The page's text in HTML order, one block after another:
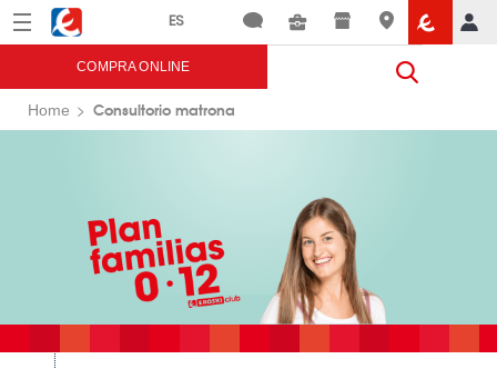
Menú Eroski
COMPRA ONLINE
Home Consultorio matrona